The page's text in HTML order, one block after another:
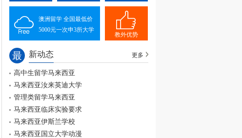
澳洲留学 全国最低价
5000元一次申3所大学
教外优势
最 新动态 更多
高中生留学马来西亚
马来西亚汝来英迪大学
管理类留学马来西亚
马来西亚临床实验要求
马来西亚伊斯兰学校
马来西亚国立大学动漫